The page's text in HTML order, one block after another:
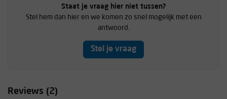
Staat je vraag hier niet tussen?
Stel hem dan hier en we komen zo snel mogelijk met een
antwoord.
Stel je vraag
Reviews (2)